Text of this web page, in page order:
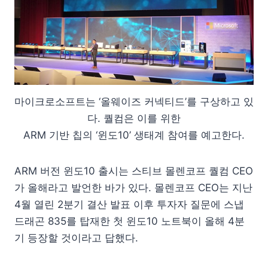
마이크로소프트는 ‘올웨이즈 커넥티드’를 구상하고 있
다. 퀄컴은 이를 위한
ARM 기반 칩의 ‘윈도10’ 생태계 참여를 예고한다.
ARM 버전 윈도10 출시는 스티브 몰렌코프 퀄컴 CEO
가 올해라고 발언한 바가 있다. 몰렌코프 CEO는 지난
4월 열린 2분기 결산 발표 이후 투자자 질문에 스냅
드래곤 835를 탑재한 첫 윈도10 노트북이 올해 4분
기 등장할 것이라고 답했다.